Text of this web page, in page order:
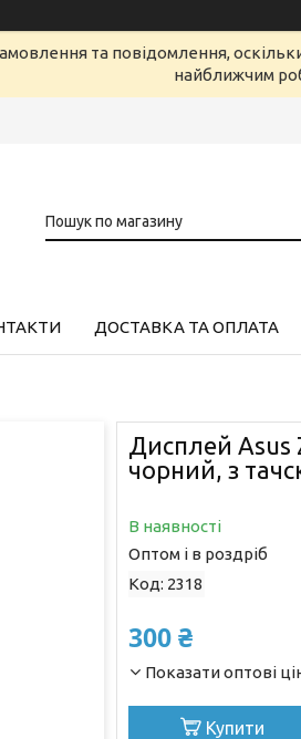
та повідомлення,
найближчим
ДОСТАВКА ТА ОПЛАТА
Дисплей Asus
чорний, з
В наявності
Оптом і в роздріб
Код: 2318
300 ₴
Показати оптові
Купити